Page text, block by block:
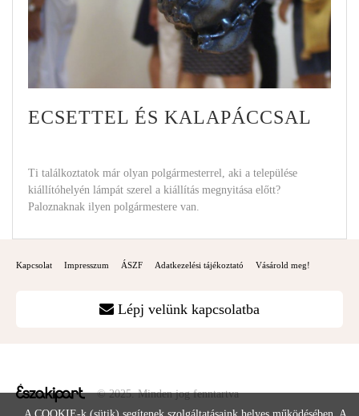
ECSETTEL ÉS KALAPÁCCSAL
Ti találkoztatok már olyan polgármesterrel, aki a települése
kiállítóhelyén lámpát szerel a kiállítás megnyitása előtt?
Paloznaknak ilyen polgármestere van.
Kapcsolat Impresszum ÁSZF Adatkezelési tájékoztató Vásárold meg!
Lépj velünk kapcsolatba
© 2025. Minden jog fenntartva